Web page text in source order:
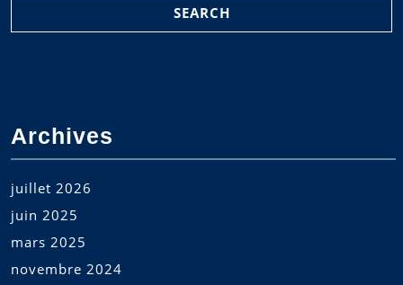
Archives
juillet 2026
juin 2025
mars 2025
novembre 2024